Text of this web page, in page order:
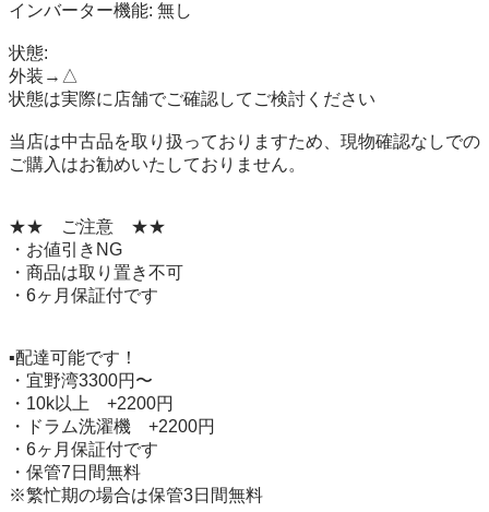
インバーター機能: 無し
状態:
外装→△
状態は実際に店舗でご確認してご検討ください
当店は中古品を取り扱っておりますため、現物確認なしでの
ご購入はお勧めいたしておりません。
★★　ご注意　★★
・お値引きNG
・商品は取り置き不可
・6ヶ月保証付です
▪️配達可能です！
・宜野湾3300円〜
・10k以上　+2200円
・ドラム洗濯機　+2200円
・6ヶ月保証付です
・保管7日間無料
※繁忙期の場合は保管3日間無料